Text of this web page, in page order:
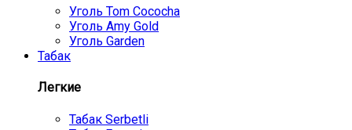
Уголь Tom Cococha
Уголь Amy Gold
Уголь Garden
Табак
Легкие
Табак Serbetli